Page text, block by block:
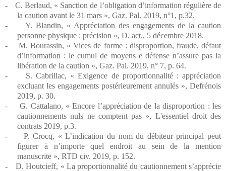
-
C. Berlaud, « Sanction de l’obligation d’information régulière de
la caution avant le 31 mars », Gaz. Pal. 2019, n°1, p.32.
-
Y. Blandin, « Appréciation des engagements de la caution
personne physique : précision », D. act., 5 décembre 2018.
-
M. Bourassin, « Vices de forme : disproportion, fraude, défaut
d’information : le cumul de moyens e défense n’assure pas la
libération de la caution », Gaz. Pal. 2019, n° 7, p. 64.
-
S. Cabrillac, « Exigence de proportionnalité : appréciation
excluant les engagements postérieurement annulés », Defrénois
2019, p. 30.
-
G. Cattalano, « Encore l’appréciation de la disproportion : les
cautionnements nuls ne comptent pas », L'essentiel droit des
contrats 2019, p.3.
-
P. Crocq, « L’indication du nom du débiteur principal peut
figurer à n’importe quel endroit au sein de la mention
manuscrite », RTD civ. 2019, p. 152.
-
D. Houtcieff, « La proportionnalité du cautionnement s’apprécie